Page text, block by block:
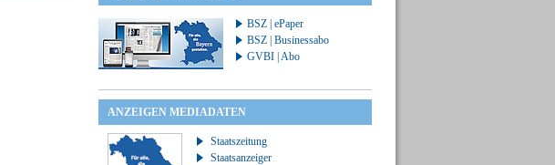
BSZ | ePaper
BSZ | Businessabo
GVBI | Abo
ANZEIGEN MEDIADATEN
Staatszeitung
Staatsanzeiger